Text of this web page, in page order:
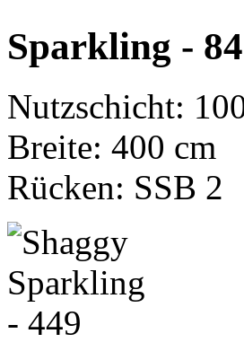
Sparkling -
Nutzschicht:
Breite: 400 cm
Rücken: SSB 2